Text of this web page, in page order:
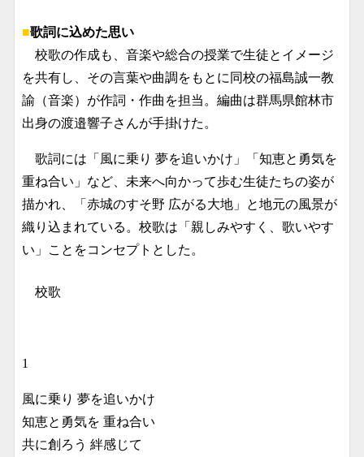
■歌詞に込めた思い
校歌の作成も、音楽や総合の授業で生徒とイメージ
を共有し、その言葉や曲調をもとに同校の福島誠一教
諭（音楽）が作詞・作曲を担当。編曲は群馬県館林市
出身の渡邉響子さんが手掛けた。
歌詞には「風に乗り 夢を追いかけ」「知恵と勇気を
重ね合い」など、未来へ向かって歩む生徒たちの姿が
描かれ、「赤城のすそ野 広がる大地」と地元の風景が
織り込まれている。校歌は「親しみやすく、歌いやす
い」ことをコンセプトとした。
校歌
1
風に乗り 夢を追いかけ
知恵と勇気を 重ね合い
共に創ろう 絆感じて